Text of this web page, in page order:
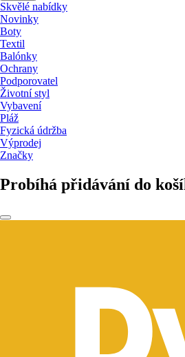
Skvělé nabídky
Novinky
Boty
Textil
Balónky
Ochrany
Podporovatel
Životní styl
Vybavení
Pláž
Fyzická údržba
Výprodej
Značky
Probíhá přidávání do